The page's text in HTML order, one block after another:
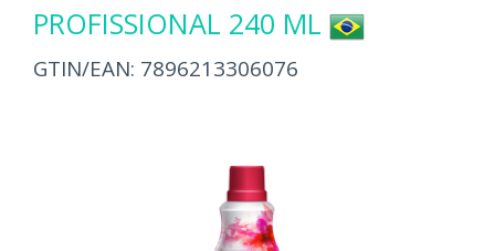
PROFISSIONAL 240 ML
GTIN/EAN: 7896213306076